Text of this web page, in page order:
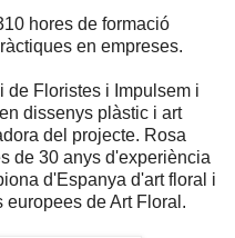
hores de formació
en empreses.
de Floristes i Impulsem i
dissenys plàstic i art
del projecte. Rosa
de 30 anys d'experiència
d'Espanya d'art floral i
de Art Floral.